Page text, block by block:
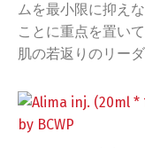
ムを最小限に抑え
ことに重点を置い
肌の若返りのリー